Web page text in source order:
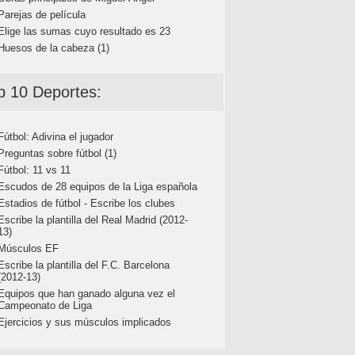
de película
las sumas cuyo resultado es 23
de la cabeza (1)
10 Deportes:
Adivina el jugador
sobre fútbol (1)
11 vs 11
de 28 equipos de la Liga española
de fútbol - Escribe los clubes
la plantilla del Real Madrid (2012-
EF
la plantilla del F.C. Barcelona
13)
que han ganado alguna vez el
de Liga
y sus músculos implicados